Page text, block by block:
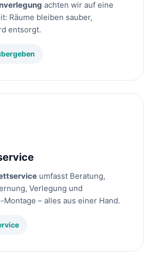
achten wir auf eine
Räume bleiben sauber,
entsorgt.
umfasst Beratung,
Verlegung und
– alles aus einer Hand.